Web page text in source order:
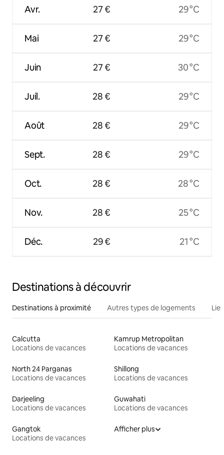
Avr.
Mai
Juin
Juil.
Août
Sept.
Oct.
Nov.
Déc.
27 €
27 €
27 €
28 €
28 €
28 €
28 €
28 €
29 €
29 °C
29 °C
30 °C
29 °C
29 °C
29 °C
28 °C
25 °C
21 °C
Destinations à découvrir
Destinations à proximité Autres types de logements
Calcutta
Locations de vacances
Kamrup Metropolitan
Locations de vacances
North 24 Parganas
Locations de vacances
Shillong
Locations de vacances
Darjeeling
Locations de vacances
Guwahati
Locations de vacances
Gangtok
Locations de vacances
Afficher plus